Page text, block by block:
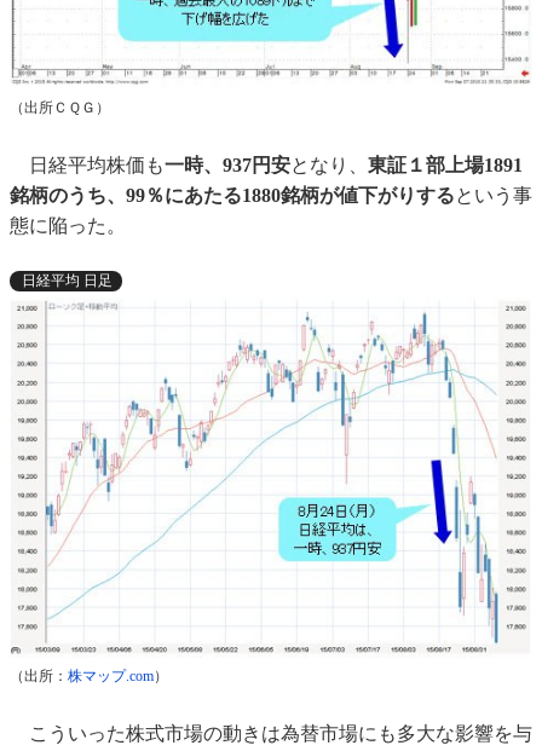
（出所ＣＱＧ）
日経平均株価も一時、937円安となり、 東証１部上場1891
銘柄のうち、99％にあたる1880銘柄が値下がりするという事
態に陥った。
日経平均 日足
（出所： 株マップ.com）
こういった株式市場の動きは為替市場にも多大な影響を与